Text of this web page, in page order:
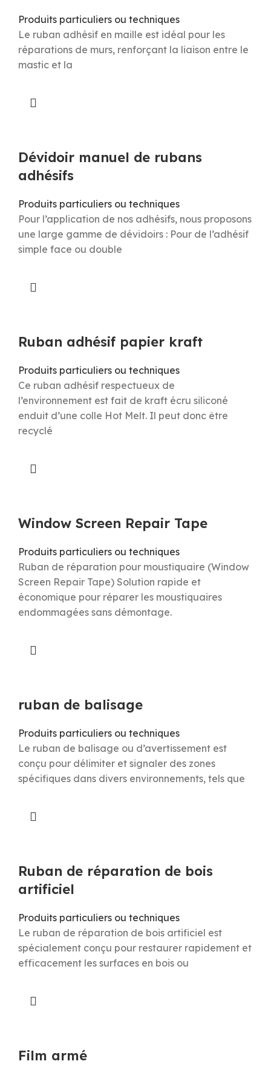
Produits particuliers ou techniques
Le ruban adhésif en maille est idéal pour les
réparations de murs, renforçant la liaison entre le
mastic et la
Dévidoir manuel de rubans
adhésifs
Produits particuliers ou techniques
Pour l’application de nos adhésifs, nous proposons
une large gamme de dévidoirs : Pour de l’adhésif
simple face ou double
Ruban adhésif papier kraft
Produits particuliers ou techniques
Ce ruban adhésif respectueux de
l’environnement est fait de kraft écru siliconé
enduit d’une colle Hot Melt. Il peut donc être
recyclé
Window Screen Repair Tape
Produits particuliers ou techniques
Ruban de réparation pour moustiquaire (Window
Screen Repair Tape) Solution rapide et
économique pour réparer les moustiquaires
endommagées sans démontage.
ruban de balisage
Produits particuliers ou techniques
Le ruban de balisage ou d’avertissement est
conçu pour délimiter et signaler des zones
spécifiques dans divers environnements, tels que
Ruban de réparation de bois
artificiel
Produits particuliers ou techniques
Le ruban de réparation de bois artificiel est
spécialement conçu pour restaurer rapidement et
efficacement les surfaces en bois ou
Film armé